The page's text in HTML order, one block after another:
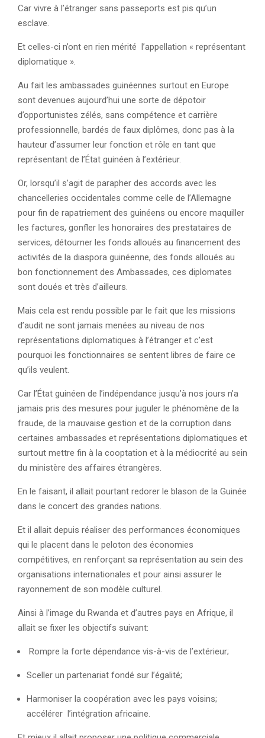
Car vivre à l’étranger sans passeports est pis qu’un
esclave.
Et celles-ci n’ont en rien mérité l’appellation « représentant
diplomatique ».
Au fait les ambassades guinéennes surtout en Europe
sont devenues aujourd’hui une sorte de dépotoir
d’opportunistes zélés, sans compétence et carrière
professionnelle, bardés de faux diplômes, donc pas à la
hauteur d’assumer leur fonction et rôle en tant que
représentant de l’État guinéen à l’extérieur.
Or, lorsqu’il s’agit de parapher des accords avec les
chancelleries occidentales comme celle de l’Allemagne
pour fin de rapatriement des guinéens ou encore maquiller
les factures, gonfler les honoraires des prestataires de
services, détourner les fonds alloués au financement des
activités de la diaspora guinéenne, des fonds alloués au
bon fonctionnement des Ambassades, ces diplomates
sont doués et très d’ailleurs.
Mais cela est rendu possible par le fait que les missions
d’audit ne sont jamais menées au niveau de nos
représentations diplomatiques à l’étranger et c’est
pourquoi les fonctionnaires se sentent libres de faire ce
qu’ils veulent.
Car l’État guinéen de l’indépendance jusqu’à nos jours n’a
jamais pris des mesures pour juguler le phénomène de la
fraude, de la mauvaise gestion et de la corruption dans
certaines ambassades et représentations diplomatiques et
surtout mettre fin à la cooptation et à la médiocrité au sein
du ministère des affaires étrangères.
En le faisant, il allait pourtant redorer le blason de la Guinée
dans le concert des grandes nations.
Et il allait depuis réaliser des performances économiques
qui le placent dans le peloton des économies
compétitives, en renforçant sa représentation au sein des
organisations internationales et pour ainsi assurer le
rayonnement de son modèle culturel.
Ainsi à l’image du Rwanda et d’autres pays en Afrique, il
allait se fixer les objectifs suivant:
Rompre la forte dépendance vis-à-vis de l’extérieur;
Sceller un partenariat fondé sur l’égalité;
Harmoniser la coopération avec les pays voisins;
accélérer l’intégration africaine.